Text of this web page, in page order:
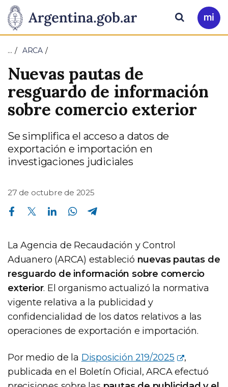
Presidencia
de
la
Nación
Pasar al contenido principal
Ir
a
Buscar
… ARCA
Nuevas pautas de
resguardo de información
sobre comercio exterior
Se simplifica el acceso a datos de
exportación e importación en
investigaciones judiciales
27 de octubre de 2025
Compartir en Facebook Compartir en Twitter Compartir en Linkedin Compartir en Whatsapp
La Agencia de Recaudación y Control
Aduanero (ARCA) estableció nuevas pautas de
resguardo de información sobre comercio
exterior. El organismo actualizó la normativa
vigente relativa a la publicidad y
confidencialidad de los datos relativos a las
operaciones de exportación e importación.
Por medio de la Disposición 219/2025
,
publicada en el Boletín Oficial, ARCA efectuó